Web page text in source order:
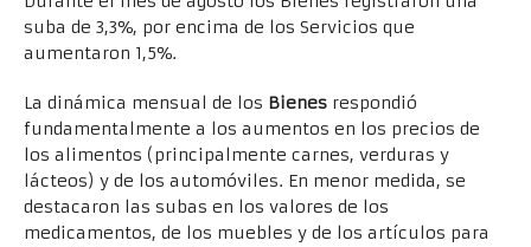
suba de 3,3%, por encima de los Servicios que
aumentaron 1,5%.
La dinámica mensual de los Bienes respondió
fundamentalmente a los aumentos en los precios de
los alimentos (principalmente carnes, verduras y
lácteos) y de los automóviles. En menor medida, se
destacaron las subas en los valores de los
medicamentos, de los muebles y de los artículos para